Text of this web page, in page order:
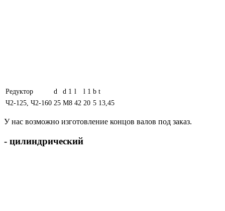
Редуктор d d 1 l l 1 b t
Ч2-125, Ч2-160 25 М8 42 20 5 13,45
У нас возможно изготовление концов валов под заказ.
- цилиндрический